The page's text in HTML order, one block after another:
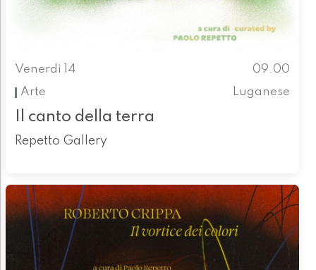
Venerdì 14
09.00
Arte
Luganese
Il canto della terra
Repetto Gallery